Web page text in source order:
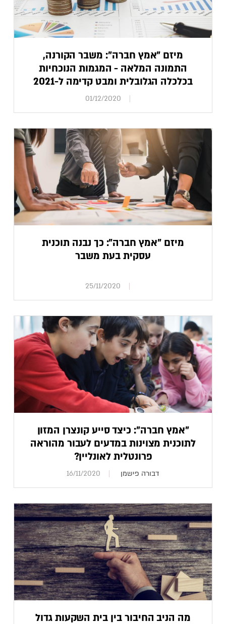
מיזם "אמץ חברה": משבר הקורנה,
התמונה המלאה - המגמות הנוכחיות
בכלכלה הגלובלית ומבט קדימה ל-2021
01/12/2020
מיזם "אמץ חברה": כך נבנה תוכנית
עסקית בעת משבר
25/11/2020
"אמץ חברה": כיצד סייע קונצרן המזון
לתוכנית מצוינות במדעים לעבור מהוראה
פרונטלית לאונליין?
דבורה פישמן 16/11/2020
מה הניב החיבור בין בית השקעות גדול